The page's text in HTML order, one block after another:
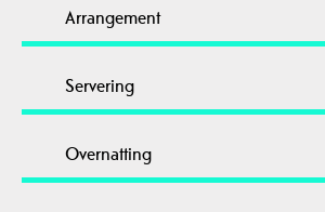
Arrangement
Servering
Overnatting